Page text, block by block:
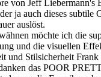
von Jeff
ja auch dieses subtile
auslöst.
möchte ich die
und die visuellen
und Stilsicherheit
das POOR